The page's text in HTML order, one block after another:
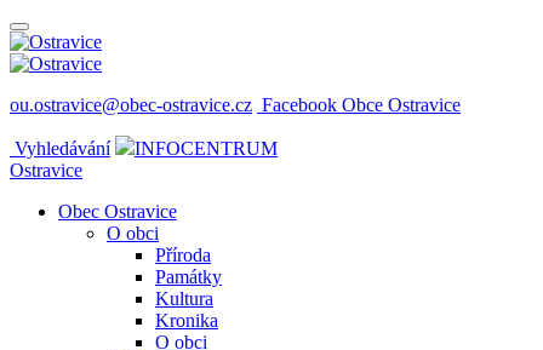
ou.ostravice@obec-ostravice.cz Facebook Obce Ostravice
Vyhledávání
INFOCENTRUM
Ostravice
Obec Ostravice
O obci
Příroda
Památky
Kultura
Kronika
O obci